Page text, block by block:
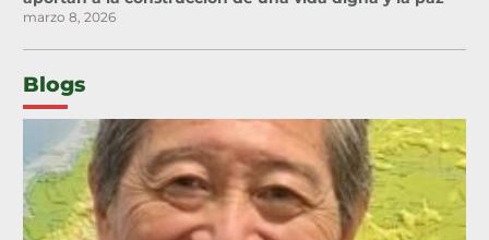
marzo 8, 2026
Blogs